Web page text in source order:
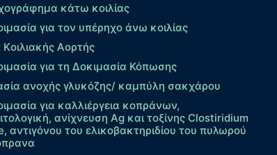
κάτω κοιλίας
για τον υπέρηχο άνω κοιλίας
Αορτής
για τη Δοκιμασία Κόπωσης
ανοχής γλυκόζης/ καμπύλη σακχάρου
για καλλιέργεια κοπράνων,
ανίχνευση Ag και τοξίνης Clostiridium
αντιγόνου του ελικοβακτηριδίου του πυλωρού